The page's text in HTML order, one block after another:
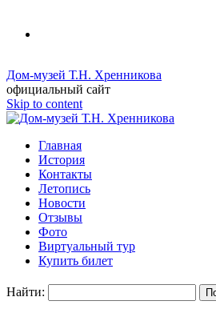
Дом-музей Т.Н. Хренникова
официальный сайт
Skip to content
Главная
История
Контакты
Летопись
Новости
Отзывы
Фото
Виртуальный тур
Купить билет
Найти: